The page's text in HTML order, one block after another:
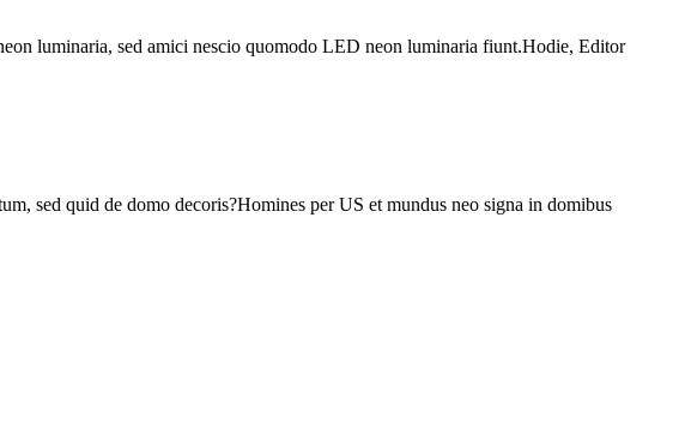
luminaria, sed amici nescio quomodo LED neon luminaria fiunt.Hodie, Editor
sed quid de domo decoris?Homines per US et mundus neo signa in domibus